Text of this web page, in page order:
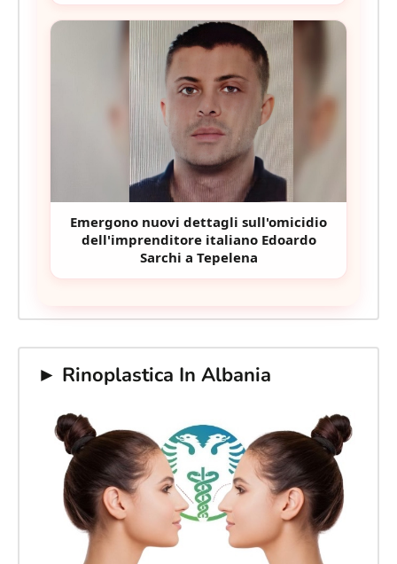
Emergono nuovi dettagli sull'omicidio
dell'imprenditore italiano Edoardo
Sarchi a Tepelena
► Rinoplastica In Albania